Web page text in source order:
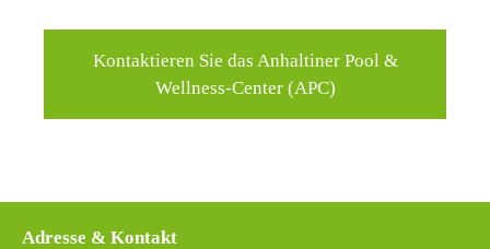
Kontaktieren Sie das Anhaltiner Pool &
Wellness-Center (APC)
Adresse & Kontakt